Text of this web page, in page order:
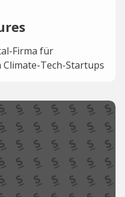
Firma für
Tech-Startups